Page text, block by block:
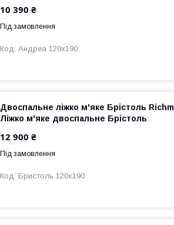
10 390 ₴
Під замовлення
Андреа 120х190
Двоспальне ліжко м'яке Брістоль
Ліжко м'яке двоспальне Брістоль
12 900 ₴
Під замовлення
Бристоль 120х190